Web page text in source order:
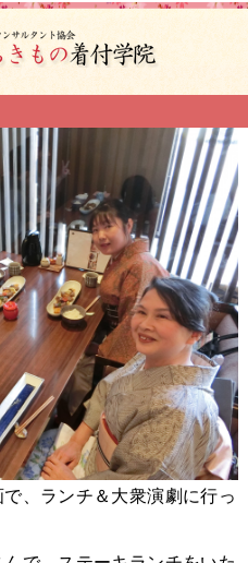
、ランチ＆大衆演劇に行っ